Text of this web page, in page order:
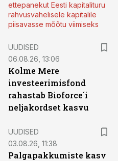
ettepanekut Eesti kapitalituru
rahvusvahelisele kapitalile
piisavasse mõõtu viimiseks
UUDISED
06.08.26, 13:06
Kolme Mere
investeerimisfond
rahastab Bioforce´i
neljakordset kasvu
UUDISED
03.08.26, 11:38
Palgapakkumiste kasv